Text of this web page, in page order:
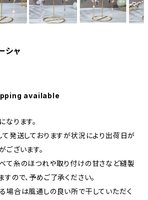
シャ
available
ります。
て発送しておりますが状況により出荷日が
ざいます。
て糸のほつれや取り付けの甘さなど縫製
ので、予めご了承ください。
場合は風通しの良い所で干していただく